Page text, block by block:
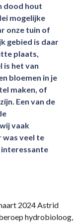
dood hout
mogelijke
onze tuin of
gebied is daar
plaats,
is het van
bloemen in je
maken, of
Een van de
vaak
veel te
interessante